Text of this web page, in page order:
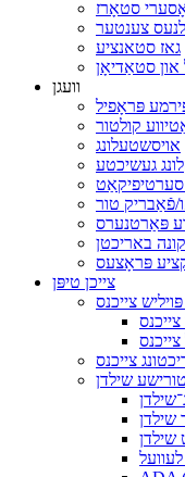
סטאָרז
צענטער
גאז סטאנציע
סטאַדיאָן
וועגן
פּראָפיל
קולטור
אויסשטעלונג
געשיכטע
סערטיפיקאַט
פֿאַבריק טור
פּאַרטנערס
קונה באריכטן
פּראָצעס
צייכן טיפּן
צייכנס
צייכנס
שילדן
שילדן
שילדן